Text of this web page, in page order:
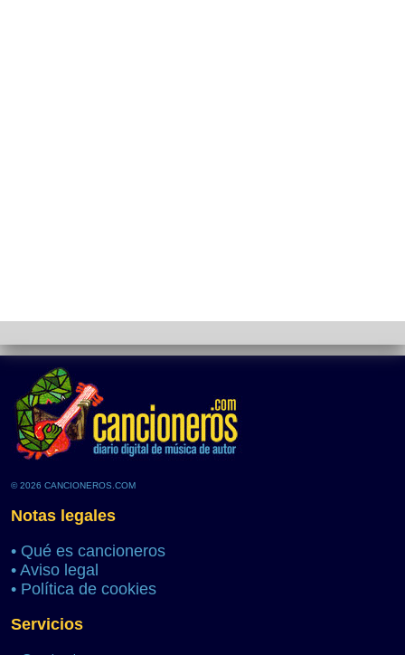
© 2026 CANCIONEROS.COM
Notas legales
• Qué es cancioneros
• Aviso legal
• Política de cookies
Servicios